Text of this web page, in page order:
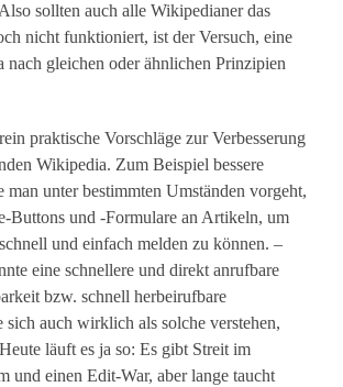
sollten auch alle Wikipedianer das
nicht funktioniert, ist der Versuch, eine
nach gleichen oder ähnlichen Prinzipien
praktische Vorschläge zur Verbesserung
Wikipedia. Zum Beispiel bessere
unter bestimmten Umständen vorgeht,
Buttons und -Formulare an Artikeln, um
und einfach melden zu können. –
eine schnellere und direkt anrufbare
bzw. schnell herbeirufbare
sich auch wirklich als solche verstehen,
läuft es ja so: Es gibt Streit im
und einen Edit-War, aber lange taucht